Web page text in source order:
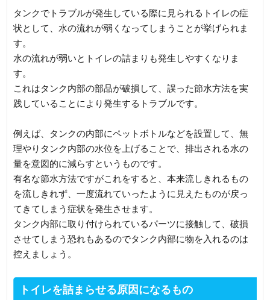
タンクでトラブルが発生している際に見られるトイレの症
状として、水の流れが弱くなってしまうことが挙げられま
す。
水の流れが弱いとトイレの詰まりも発生しやすくなりま
す。
これはタンク内部の部品が破損して、誤った節水方法を実
践していることにより発生するトラブルです。
例えば、タンクの内部にペットボトルなどを設置して、無
理やりタンク内部の水位を上げることで、排出される水の
量を意図的に減らすというものです。
有名な節水方法ですがこれをすると、本来流しきれるもの
を流しきれず、一度流れていったように見えたものが戻っ
てきてしまう症状を発生させます。
タンク内部に取り付けられているパーツに接触して、破損
させてしまう恐れもあるのでタンク内部に物を入れるのは
控えましょう。
トイレを詰まらせる原因になるもの